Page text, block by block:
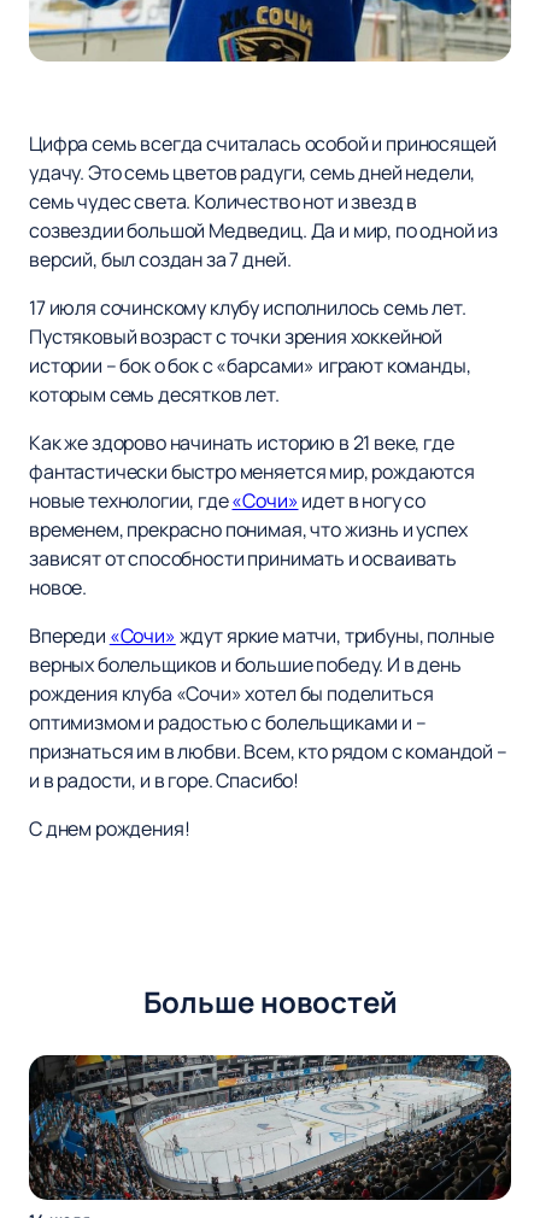
Цифра семь всегда считалась особой и приносящей
удачу. Это семь цветов радуги, семь дней недели,
семь чудес света. Количество нот и звезд в
созвездии большой Медведиц. Да и мир, по одной из
версий, был создан за 7 дней.
17 июля сочинскому клубу исполнилось семь лет.
Пустяковый возраст с точки зрения хоккейной
истории – бок о бок с «барсами» играют команды,
которым семь десятков лет.
Как же здорово начинать историю в 21 веке, где
фантастически быстро меняется мир, рождаются
новые технологии, где«Сочи»идет в ногу со
временем, прекрасно понимая, что жизнь и успех
зависят от способности принимать и осваивать
новое.
Впереди «Сочи»ждут яркие матчи, трибуны, полные
верных болельщиков и большие победу. И в день
рождения клуба «Сочи» хотел бы поделиться
оптимизмом и радостью с болельщиками и –
признаться им в любви. Всем, кто рядом с командой –
и в радости, и в горе. Спасибо!
С днем рождения!
Больше новостей